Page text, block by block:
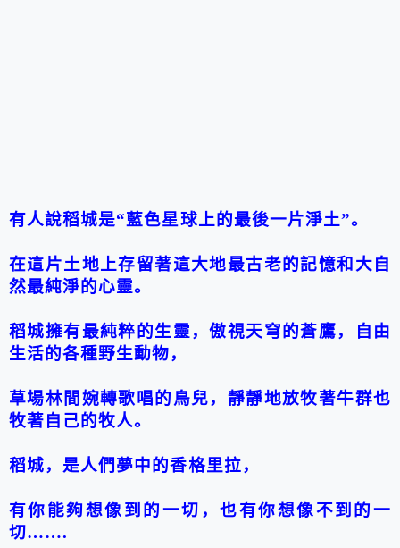
有人說稻城是“藍色星球上的最後一片淨土”。
在這片土地上存留著這大地最古老的記憶和大自
然最純淨的心靈。
稻城擁有最純粹的生靈，傲視天穹的蒼鷹，自由
生活的各種野生動物，
草場林間婉轉歌唱的鳥兒，靜靜地放牧著牛群也
牧著自己的牧人。
稻城，是人們夢中的香格里拉，
有你能夠想像到的一切，也有你想像不到的一
切…….